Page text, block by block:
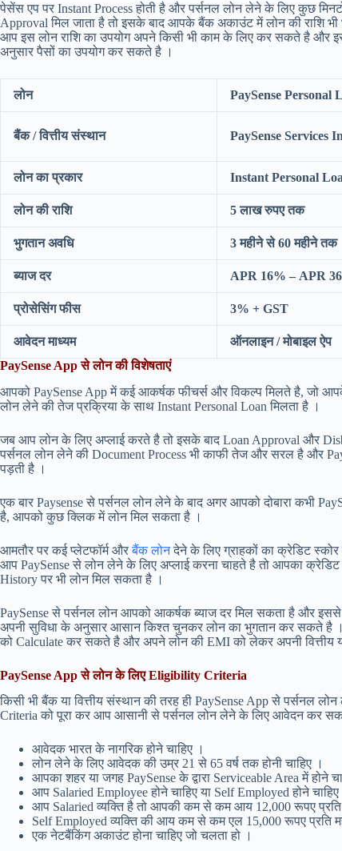
पेसेंस एप पर Instant Process होती है और पर्सनल लोन लेने के लिए कुछ
Approval मिल जाता है तो इसके बाद आपके बैंक अकाउंट में लोन की राशि
आप इस लोन राशि का उपयोग अपने किसी भी काम के लिए कर सकते है और
अनुसार पैसों का उपयोग कर सकते है ।
लोन PaySense Personal
बैंक / वित्तीय संस्थान PaySense Services
लोन का प्रकार Instant Personal
लोन की राशि 5 लाख रुपए तक
भुगतान अवधि 3 महीने से 60 महीने तक
ब्याज दर APR 16% – APR
प्रोसेसिंग फीस 3% + GST
आवेदन माध्यम
ऑनलाइन / मोबाइल ऐप
PaySense App से लोन की विशेषताएं
आपको PaySense App में कई आकर्षक फीचर्स और विकल्प मिलते है, जो
लोन लेने की तेज प्रक्रिया के साथ Instant Personal Loan मिलता है ।
जब आप लोन के लिए अप्लाई करते है तो इसके बाद Loan Approval और
पर्सनल लोन लेने की Document Process भी काफी तेज और सरल है और
पड़ती है ।
एक बार Paysense से पर्सनल लोन लेने के बाद अगर आपको दोबारा कभी
है, आपको कुछ क्लिक में लोन मिल सकता है ।
आमतौर पर कई प्लेटफॉर्म औरबैंक लोनदेने के लिए ग्राहकों का क्रेडिट
आप PaySense से लोन लेने के लिए अप्लाई करना चाहते है तो आपका
History पर भी लोन मिल सकता है ।
PaySense से पर्सनल लोन आपको आकर्षक ब्याज दर मिल सकता है और
अपनी सुविधा के अनुसार आसान किश्त चुनकर लोन का भुगतान कर सकते है
को Calculate कर सकते है और अपने लोन की EMI को लेकर अपनी वित्तीय
PaySense App से लोन के लिए Eligibility Criteria
किसी भी बैंक या वित्तीय संस्थान की तरह ही PaySense App से पर्सनल
Criteria को पूरा कर आप आसानी से पर्सनल लोन लेने के लिए आवेदन कर
आवेदक भारत के नागरिक होने चाहिए ।
लोन लेने के लिए आवेदक की उम्र 21 से 65 वर्ष तक होनी चाहिए ।
आपका शहर या जगह PaySense के द्वारा Serviceable Area में होने
आप Salaried Employee होने चाहिए या Self Employed होने चाहिए
आप Salaried व्यक्ति है तो आपकी कम से कम आय 12,000 रूपए प्रति
Self Employed व्यक्ति की आय कम से कम एल 15,000 रूपए प्रति
एक नेटबैंकिंग अकाउंट होना चाहिए जो चलता हो ।